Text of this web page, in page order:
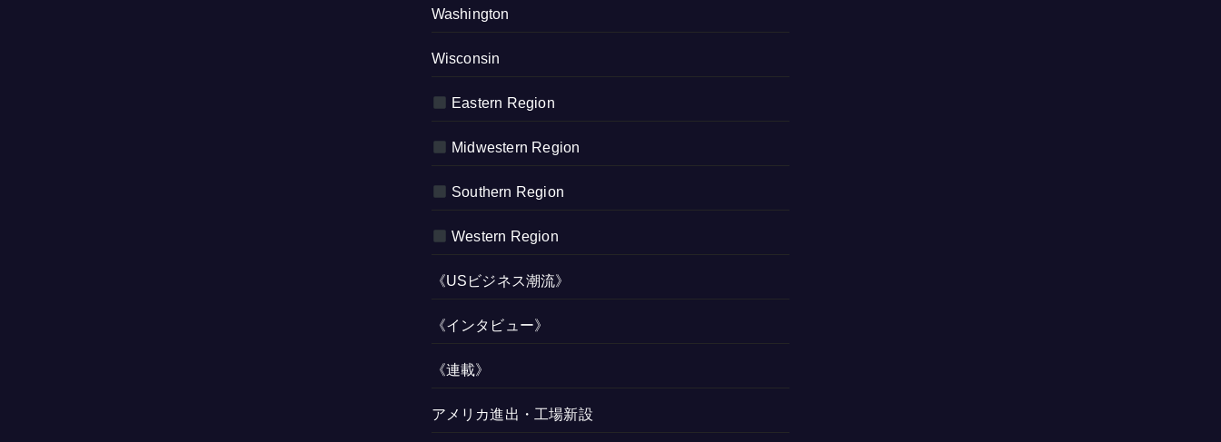
Washington
Wisconsin
Eastern Region
Midwestern Region
Southern Region
Western Region
《USビジネス潮流》
《インタビュー》
《連載》
アメリカ進出・工場新設